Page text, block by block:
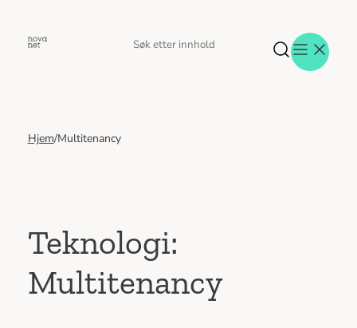
Aktuelt
Menneskene
Om oss
Jobb hos oss
Kontakt oss
Søk
Søk
Hjem/Multitenancy
Teknologi:
Multitenancy